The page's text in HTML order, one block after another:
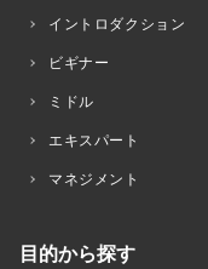
イントロダクション
ビギナー
ミドル
エキスパート
マネジメント
目的から探す